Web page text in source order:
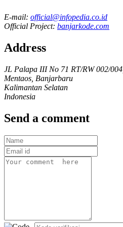
E-mail: official@infopedia.co.id
Official Project: banjarkode.com
Address
JL Palapa III No 71 RT/RW 002/004,
Mentaos, Banjarbaru
Kalimantan Selatan
Indonesia
Send a comment